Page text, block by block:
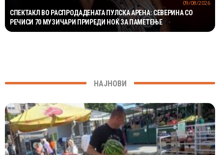
СПЕКТАКЛ ВО РАСПРОДАДЕНАТА ПУЛСКА АРЕНА: СЕВЕРИНА СО
РЕЧИСИ 70 МУЗИЧАРИ ПРИРЕДИ НОЌ ЗА ПАМЕТЕЊЕ
09/08/2026
НАЈНОВИ